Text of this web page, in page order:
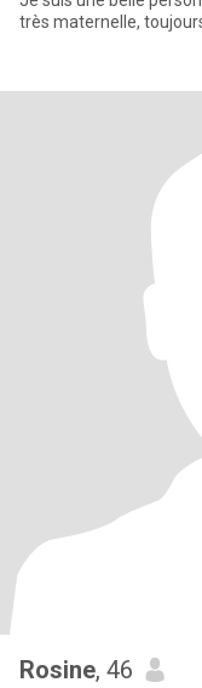
très maternelle,
Rosine, 46